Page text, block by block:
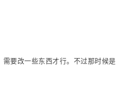
要改一些东西才行。不过那时候是